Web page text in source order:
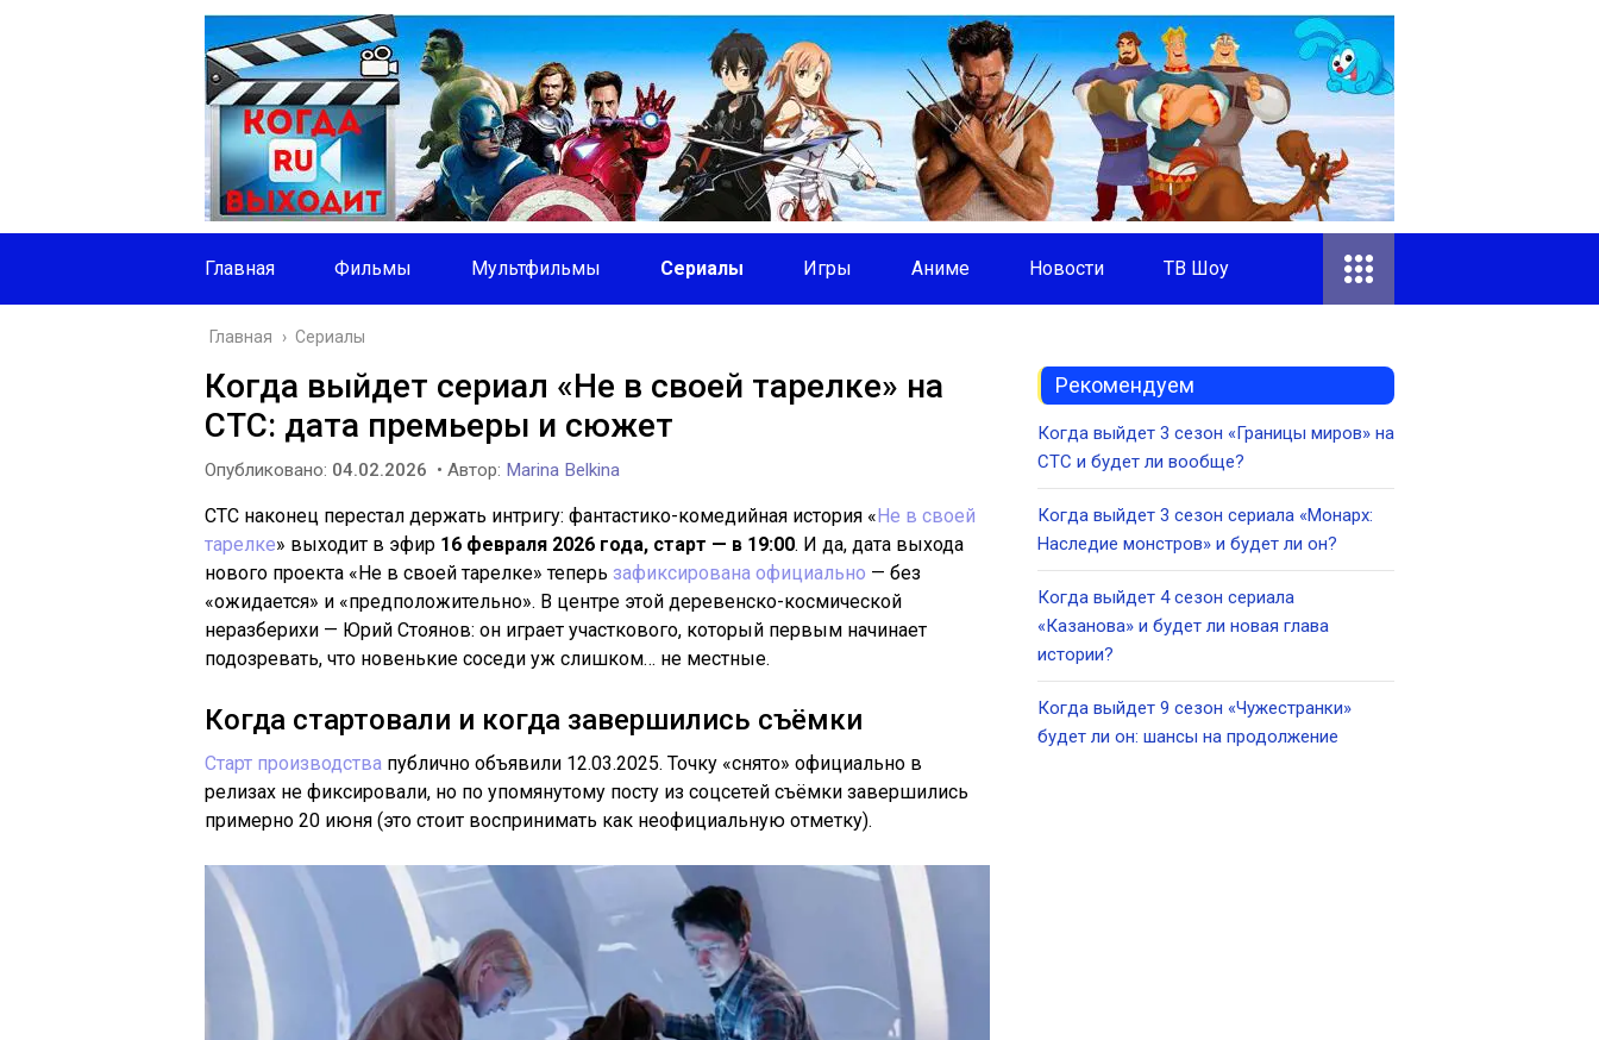
Главная Фильмы Мультфильмы Сериалы Игры Аниме Новости ТВ Шоу
Главная › Сериалы
Когда выйдет сериал «Не в своей тарелке» на
СТС: дата премьеры и сюжет
Опубликовано: 04.02.2026 • Автор: Marina Belkina
СТС наконец перестал держать интригу: фантастико-комедийная история «Не в своей
тарелке» выходит в эфир 16 февраля 2026 года, старт — в 19:00. И да, дата выхода
нового проекта «Не в своей тарелке» теперь зафиксирована официально — без
«ожидается» и «предположительно». В центре этой деревенско-космической
неразберихи — Юрий Стоянов: он играет участкового, который первым начинает
подозревать, что новенькие соседи уж слишком… не местные.
Когда стартовали и когда завершились съёмки
Старт производства публично объявили 12.03.2025. Точку «снято» официально в
релизах не фиксировали, но по упомянутому посту из соцсетей съёмки завершились
примерно 20 июня (это стоит воспринимать как неофициальную отметку).
Рекомендуем
Когда выйдет 3 сезон «Границы миров» на
СТС и будет ли вообще?
Когда выйдет 3 сезон сериала «Монарх:
Наследие монстров» и будет ли он?
Когда выйдет 4 сезон сериала
«Казанова» и будет ли новая глава
истории?
Когда выйдет 9 сезон «Чужестранки»
будет ли он: шансы на продолжение